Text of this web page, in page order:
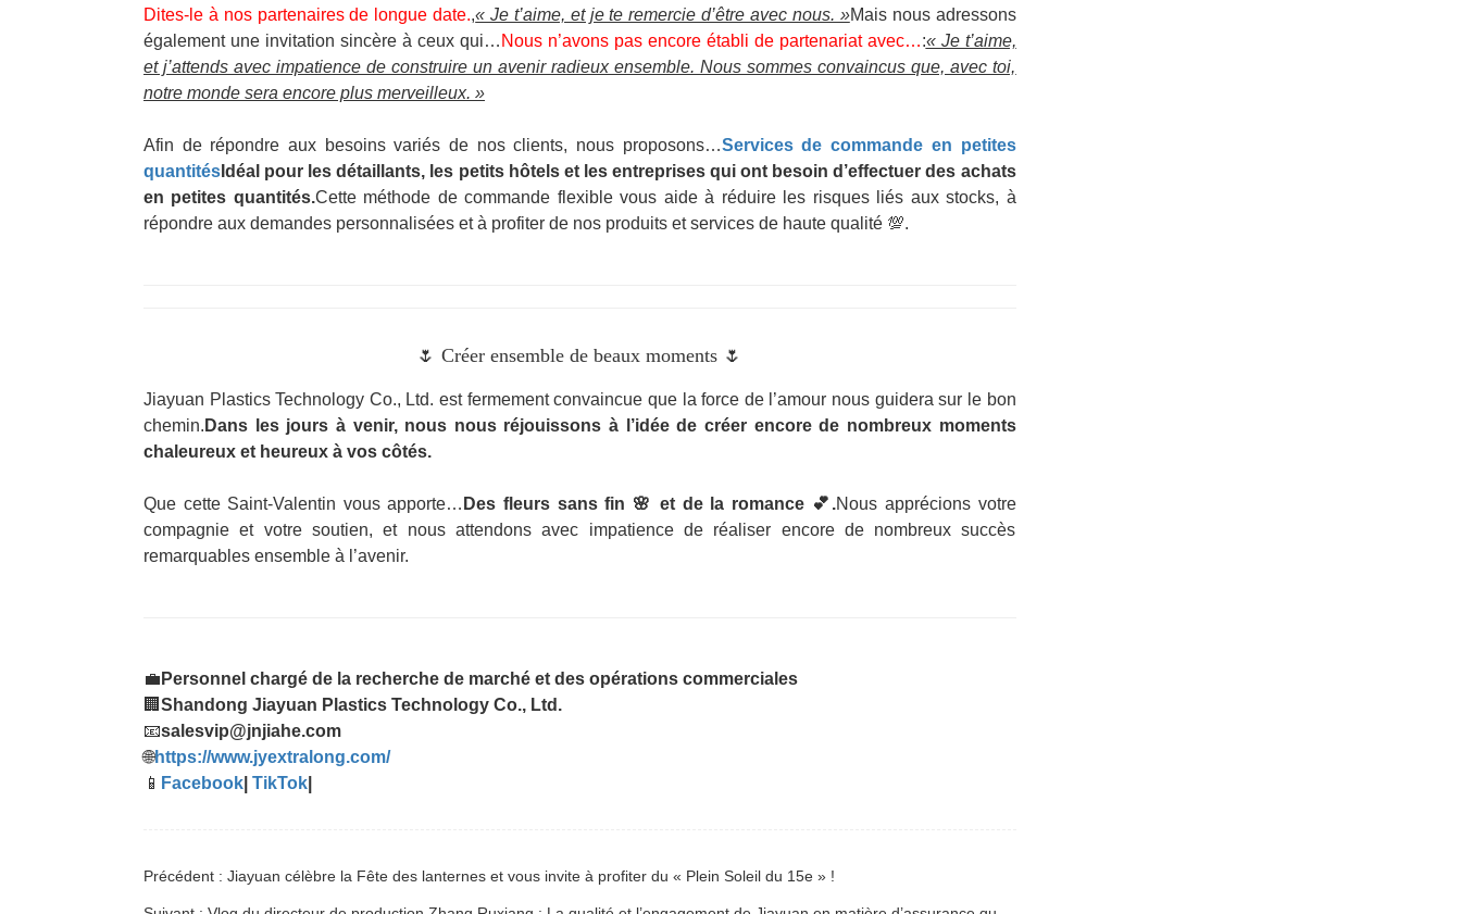
Dites-le à nos partenaires de longue date.,« Je t’aime, et je te remercie d’être avec nous. »Mais nous adressons
également une invitation sincère à ceux qui… Nous n’avons pas encore établi de partenariat avec…:« Je t’aime,
et j’attends avec impatience de construire un avenir radieux ensemble. Nous sommes convaincus que, avec toi,
notre monde sera encore plus merveilleux. »
Afin de répondre aux besoins variés de nos clients, nous proposons…Services de commande en petites
quantités Idéal pour les détaillants, les petits hôtels et les entreprises qui ont besoin d’effectuer des achats
en petites quantités.Cette méthode de commande flexible vous aide à réduire les risques liés aux stocks, à
répondre aux demandes personnalisées et à profiter de nos produits et services de haute qualité 💯.
🌷 Créer ensemble de beaux moments 🌷
Jiayuan Plastics Technology Co., Ltd. est fermement convaincue que la force de l’amour nous guidera sur le bon
chemin. Dans les jours à venir, nous nous réjouissons à l’idée de créer encore de nombreux moments
chaleureux et heureux à vos côtés.
Que cette Saint-Valentin vous apporte… Des fleurs sans fin 🌸 et de la romance 💕.Nous apprécions votre
compagnie et votre soutien, et nous attendons avec impatience de réaliser encore de nombreux succès
remarquables ensemble à l’avenir.
💼 Personnel chargé de la recherche de marché et des opérations commerciales
🏢 Shandong Jiayuan Plastics Technology Co., Ltd.
📧salesvip@jnjiahe.com
🌐https://www.jyextralong.com/
📱 Facebook TikTok
Précédent : Jiayuan célèbre la Fête des lanternes et vous invite à profiter du « Plein Soleil du 15e » !